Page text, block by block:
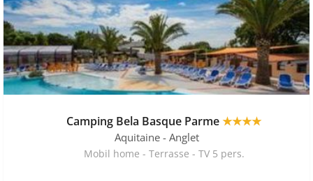
Camping Bela Basque Parme★★★★
Aquitaine - Anglet
Mobil home - Terrasse - TV 5 pers.